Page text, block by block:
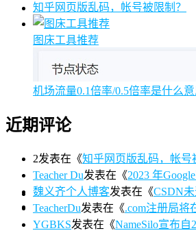
知乎网页版乱码，帐号被限制？
图床工具推荐
机场流量0.1倍率/0.5倍率是什么意
近期评论
2发表在《知乎网页版乱码，帐号
Teacher Du发表在《2023 年
魏义齐个人博客发表在《CSDN
TeacherDu发表在《.com注册局将
YGBKS发表在《NameSilo宣布自